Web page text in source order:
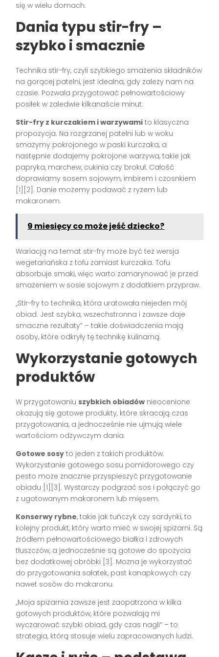
się w wielu domach.
Dania typu stir-fry –
szybko i smacznie
Technika stir-fry, czyli szybkiego smażenia składników
na gorącej patelni, jest idealna, gdy zależy nam na
czasie. Pozwala przygotować pełnowartościowy
posiłek w zaledwie kilkanaście minut.
Stir-fry z kurczakiem i warzywami to klasyczna
propozycja. Na rozgrzanej patelni lub w woku
smażymy pokrojonego w paski kurczaka, a
następnie dodajemy pokrojone warzywa, takie jak
papryka, marchew, cukinia czy brokuł. Całość
doprawiamy sosem sojowym, imbirem i czosnkiem
[1][2]. Danie możemy podawać z ryżem lub
makaronem.
9 miesięcy co może jeść dziecko?
Wariacją na temat stir-fry może być też wersja
wegetariańska z tofu zamiast kurczaka. Tofu
absorbuje smaki, więc warto zamarynować je przed
smażeniem w sosie sojowym z dodatkiem przypraw.
„Stir-fry to technika, która uratowała niejeden mój
obiad. Jest szybka, wszechstronna i zawsze daje
smaczne rezultaty” – takie doświadczenia mają
osoby, które odkryły tę technikę kulinarną.
Wykorzystanie gotowych
produktów
W przygotowaniu szybkich obiadów nieocenione
okazują się gotowe produkty, które skracają czas
przygotowania, a jednocześnie nie ujmują wiele
wartościom odżywczym dania.
Gotowe sosy to jeden z takich produktów.
Wykorzystanie gotowego sosu pomidorowego czy
pesto może znacznie przyspieszyć przygotowanie
obiadu [1][3]. Wystarczy podgrzać sos i połączyć go
z ugotowanym makaronem lub mięsem.
Konserwy rybne, takie jak tuńczyk czy sardynki, to
kolejny produkt, który warto mieć w swojej spiżarni. Są
źródłem pełnowartościowego białka i zdrowych
tłuszczów, a jednocześnie są gotowe do spożycia
bez dodatkowej obróbki [3]. Można je wykorzystać
do przygotowania sałatek, past kanapkowych czy
nawet sosów do makaronu.
„Moja spiżarnia zawsze jest zaopatrzona w kilka
gotowych produktów, które pozwalają mi
wyczarować szybki obiad, gdy czas nagli” – to
strategia, którą stosuje wielu zapracowanych ludzi.